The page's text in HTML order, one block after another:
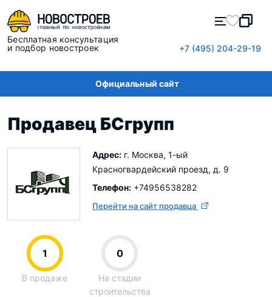
Бесплатная консультация
и подбор новостроек
+7 (495) 204-29-19
Официальный сайт
Продавец БСгрупп
Адрес: г. Москва, 1-ый
Красногвардейский проезд, д. 9
Телефон: +74956538282
Перейти на сайт продавца
1
В продаже
0
На стадии
строительства